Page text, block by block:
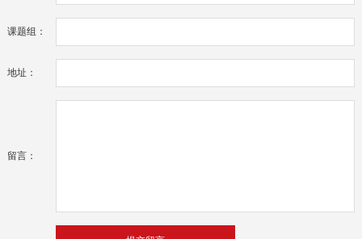
课题组：
地址：
留言：